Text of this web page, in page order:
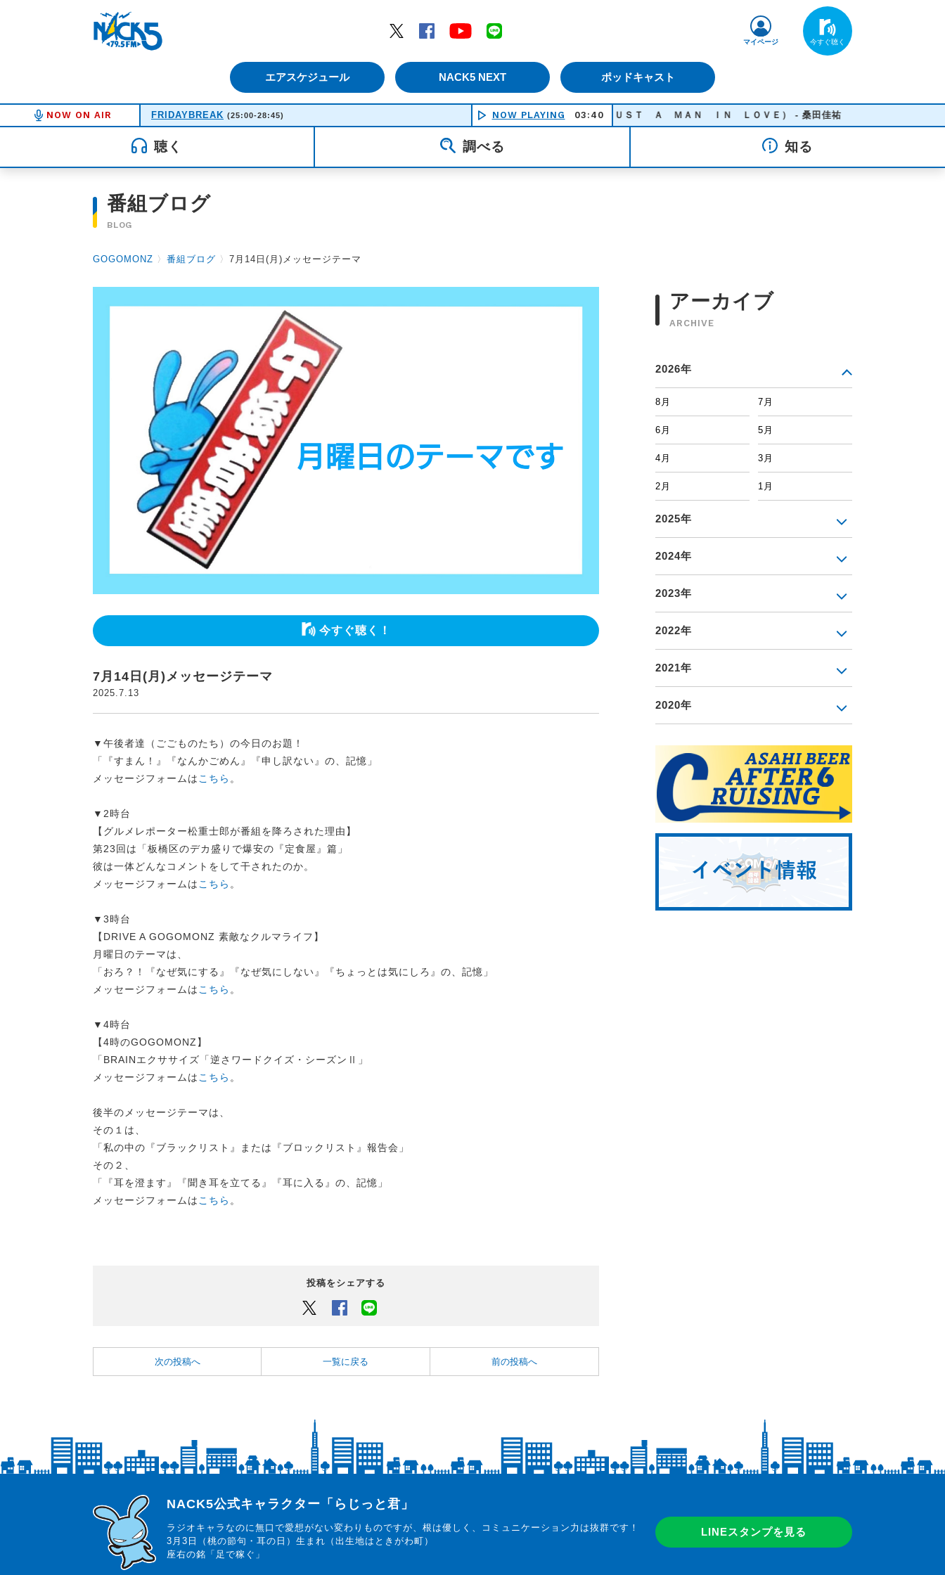
Twitter
Facebook YouTube
エアスケジュール NACK5 NEXT ポッドキャスト
マイページ
NOW ON AIR FRIDAYBREAK (25:00-28:45) NOW PLAYING 03:40
悲しい気持ち（ＪＵＳＴ Ａ ＭＡＮ ＩＮ ＬＯＶＥ） - 桑田佳祐
聴く 調べる 知る
番組ブログ
BLOG
GOGOMONZ 〉 番組ブログ 〉 7月14日(月)メッセージテーマ
今すぐ聴く！
7月14日(月)メッセージテーマ
2025.7.13
▼午後者達（ごごものたち）の今日のお題！
「『すまん！』『なんかごめん』『申し訳ない』の、記憶」
メッセージフォームは こちら 。
▼2時台
【グルメレポーター松重士郎が番組を降ろされた理由】
第23回は「板橋区のデカ盛りで爆安の『定食屋』篇」
彼は一体どんなコメントをして干されたのか。
メッセージフォームは こちら 。
▼3時台
【DRIVE A GOGOMONZ 素敵なクルマライフ】
月曜日のテーマは、
「おろ？！『なぜ気にする』『なぜ気にしない』『ちょっとは気にしろ』の、記憶」
メッセージフォームは こちら 。
▼4時台
【4時のGOGOMONZ】
「BRAINエクササイズ「逆さワードクイズ・シーズンⅡ」
メッセージフォームは こちら 。
後半のメッセージテーマは、
その１は、
「私の中の『ブラックリスト』または『ブロックリスト』報告会」
その２、
「『耳を澄ます』『聞き耳を立てる』『耳に入る』の、記憶」
メッセージフォームは こちら 。
投稿をシェアする
Twitter Facebook
次の投稿へ 一覧に戻る 前の投稿へ
アーカイブ
ARCHIVE
2026年
8月 7月
6月 5月
4月 3月
2月 1月
2025年
2024年
2023年
2022年
2021年
2020年
らじっと君
NACK5公式キャラクター「らじっと君」
ラジオキャラなのに無口で愛想がない変わりものですが、根は優しく、コミュニケーション力は抜群です！
3月3日（桃の節句・耳の日）生まれ（出生地はときがわ町）
座右の銘「足で稼ぐ」
LINEスタンプを見る